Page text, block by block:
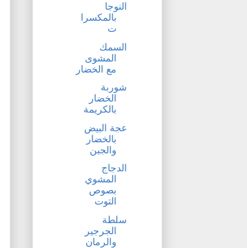
النوجا
بالمكسرا
ت
السمك
المشوى
مع الخضار
شوربة
الخضار
بالكريمة
عجة البيض
بالخضار
والجبن
الدجاج
المشوي
بصوص
التوت
سلطة
الجرجير
والرمان